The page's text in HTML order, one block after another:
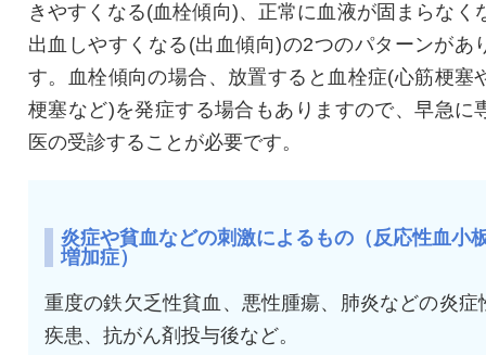
きやすくなる(血栓傾向)、正常に血液が固まらなく
出血しやすくなる(出血傾向)の2つのパターンがあ
す。血栓傾向の場合、放置すると血栓症(心筋梗塞
梗塞など)を発症する場合もありますので、早急に
医の受診することが必要です。
炎症や貧血などの刺激によるもの（反応性血小
増加症）
重度の鉄欠乏性貧血、悪性腫瘍、肺炎などの炎症
疾患、抗がん剤投与後など。